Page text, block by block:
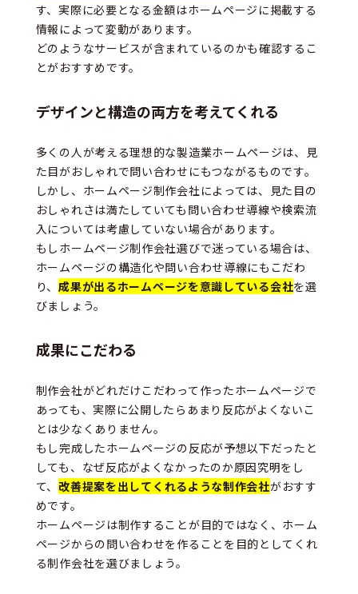
す、実際に必要となる金額はホームページに掲載する
情報によって変動があります。
どのようなサービスが含まれているのかも確認するこ
とがおすすめです。
デザインと構造の両方を考えてくれる
多くの人が考える理想的な製造業ホームページは、見
た目がおしゃれで問い合わせにもつながるものです。
しかし、ホームページ制作会社によっては、見た目の
おしゃれさは満たしていても問い合わせ導線や検索流
入については考慮していない場合があります。
もしホームページ制作会社選びで迷っている場合は、
ホームページの構造化や問い合わせ導線にもこだわ
り、成果が出るホームページを意識している会社を選
びましょう。
成果にこだわる
制作会社がどれだけこだわって作ったホームページで
あっても、実際に公開したらあまり反応がよくないこ
とは少なくありません。
もし完成したホームページの反応が予想以下だったと
しても、なぜ反応がよくなかったのか原因究明をし
て、 改善提案を出してくれるような制作会社がおすす
めです。
ホームページは制作することが目的ではなく、ホーム
ページからの問い合わせを作ることを目的としてくれ
る制作会社を選びましょう。